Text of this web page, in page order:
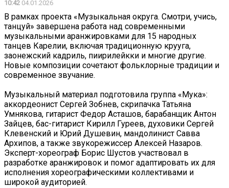
10:42 04.01.2026
В рамках проекта «Музыкальная округа. Смотри, учись,
танцуй» завершена работа над современными
музыкальными аранжировками для 15 народных
танцев Карелии, включая традиционную крууга,
заонежский кадриль, пиирилейкки и многие другие.
Новые композиции сочетают фольклорные традиции и
современное звучание.
Музыкальный материал подготовила группа «Мука»:
аккордеонист Сергей Зобнев, скрипачка Татьяна
Умнякова, гитарист Федор Асташов, барабанщик Антон
Зайцев, бас-гитарист Кирилл Гуреев, духовики Сергей
Клевенский и Юрий Душевин, мандолинист Савва
Архипов, а также звукорежиссер Алексей Назаров.
Эксперт-хореограф Борис Шустов участвовал в
разработке аранжировок и помог адаптировать их для
исполнения хореографическими коллективами и
широкой аудиторией.